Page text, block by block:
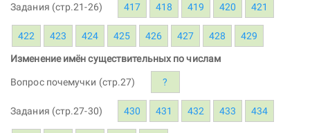
Задания (стр.21-26) 417 418 419 420 421
422 423 424 425 426 427 428 429
Изменение имён существительных по числам
Вопрос почемучки (стр.27) ?
Задания (стр.27-30) 430 431 432 433 434